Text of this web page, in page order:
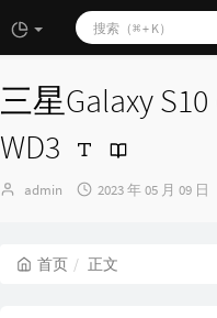
三星Galaxy
WD3
博
admin
发
2023 年 05 月 09 日
首页 正文